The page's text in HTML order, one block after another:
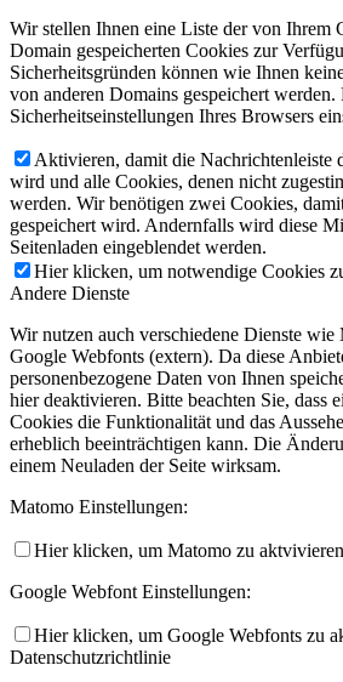
Wir stellen Ihnen eine Liste der von Ihrem
Domain gespeicherten Cookies zur
Sicherheitsgründen können wie Ihnen
von anderen Domains gespeichert
Sicherheitseinstellungen Ihres Browsers
Aktivieren, damit die Nachrichtenleiste
wird und alle Cookies, denen nicht
werden. Wir benötigen zwei Cookies,
gespeichert wird. Andernfalls wird diese
Seitenladen eingeblendet werden.
Hier klicken, um notwendige Cookies
Andere Dienste
Wir nutzen auch verschiedene Dienste
Google Webfonts (extern). Da diese
personenbezogene Daten von Ihnen
hier deaktivieren. Bitte beachten Sie, dass
Cookies die Funktionalität und das
erheblich beeinträchtigen kann. Die
einem Neuladen der Seite wirksam.
Matomo Einstellungen:
Hier klicken, um Matomo zu
Google Webfont Einstellungen:
Hier klicken, um Google Webfonts zu
Datenschutzrichtlinie